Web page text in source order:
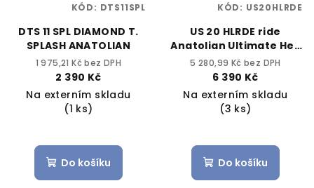
DTS 11 SPL DIAMOND T.
SPLASH ANATOLIAN
1 975,21 Kč bez DPH
2 390 Kč
Na externím skladu
(1 ks)
Do košíku
KÓD: DTS11SPL
US 20 HLRDE ride
Anatolian Ultimate Hell
20"
5 280,99 Kč bez DPH
6 390 Kč
Na externím skladu
(3 ks)
Do košíku
KÓD: US20HLRDE